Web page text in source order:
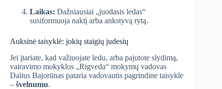
Laikas: Dažniausiai „juodasis ledas“
susiformuoja naktį arba ankstyvą rytą.
Auksinė taisyklė: jokių staigių judesių
Jei įtariate, kad važiuojate ledu, arba pajutote slydimą,
vairavimo mokyklos „Rigveda“ mokymų vadovas
Dalius Bajorūnas pataria vadovautis pagrindine taisykle
– švelnumu.